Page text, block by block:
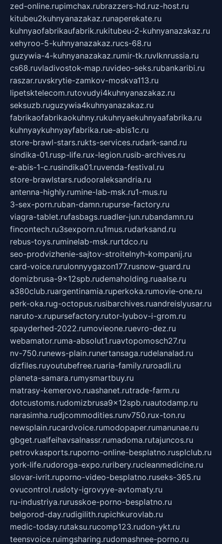
zed-online.rupimchax.rubrazzers-hd.ruz-host.ru
kitubeu2kuhnyanazakaz.runaperekate.ru
kuhnyaofabrikaufabrik.rukitubeu-2-kuhnyanazakaz.ru
xehyroo-5-kuhnyanazakaz.rucs-68.ru
guzywia-4-kuhnyanazakaz.rumir-tk.ruvlknrussia.ru
cs68.ruvladivostok-map.ruvideo-seks.rubankaribi.ru
raszar.ruvskrytie-zamkov-moskva113.ru
lipetsktelecom.rutovudyi4kuhnyanazakaz.ru
seksuzb.ruguzywia4kuhnyanazakaz.ru
fabrikaofabrikaokuhny.rukuhnyaekuhnyaafabrika.ru
kuhnyaykuhnyayfabrika.rue-abis1c.ru
store-brawl-stars.rukts-services.rudark-sand.ru
sindika-01.rusp-life.rux-legion.rusib-archives.ru
e-abis-1-c.rusindika01.ruvenda-festival.ru
store-brawlstars.rudooraleksandria.ru
antenna-highly.rumine-lab-msk.ru1-mus.ru
3-sex-porn.ruban-damn.rupurse-factory.ru
viagra-tablet.rufasbags.ruadler-jun.rubandamn.ru
fincontech.ru3sexporn.ru1mus.rudarksand.ru
rebus-toys.ruminelab-msk.rurtdco.ru
seo-prodvizhenie-sajtov-stroitelnyh-kompanij.ru
card-voice.rurulonnyygazon177.rusnow-guard.ru
domizbrusa-9x12spb.rudemaholding.ruaalse.ru
a380club.ruargentinamia.ruperkoka.rumovie-one.ru
perk-oka.rug-octopus.rusibarchives.ruandreislyusar.ru
naruto-x.rupursefactory.rutor-lyubov-i-grom.ru
spayderhed-2022.rumovieone.ruevro-dez.ru
webamator.ruma-absolut1.ruavtopomosch27.ru
nv-750.runews-plain.runertansaga.rudelanalad.ru
dizfiles.ruyoutubefree.ruaria-family.ruroadli.ru
planeta-samara.rumysmartbuy.ru
matrasy-kemerovo.ruashanet.rutrade-farm.ru
dotcustoms.rudomizbrusa9x12spb.ruautodamp.ru
narasimha.rudjcommodities.runv750.rux-ton.ru
newsplain.rucardvoice.rumodopaper.rumanunae.ru
gbget.rualfeihavsalnassr.rumadoma.rutajuncos.ru
petrovkasports.ruporno-online-besplatno.rusplclub.ru
york-life.rudoroga-expo.ruribery.rucleanmedicine.ru
slovar-ivrit.ruporno-video-besplatno.ruseks-365.ru
ovucontrol.rusloty-igrovyye-avtomaty.ru
ru-industriya.rurusskoe-porno-besplatno.ru
belgorod-day.rudigilith.rupichkurovlab.ru
medic-today.rutaksu.rucomp123.rudon-ykt.ru
teensvoice.ruimgsharing.rudomashnee-porno.ru